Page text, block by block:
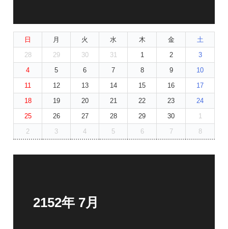
日 月 火 水 木 金
土
28
29 30 31 1 2
3
4
5 6 7 8 9
10
11
12 13 14 15 16
17
18
19 20 21 22 23
24
25
26 27 28 29 30
1
2
3 4 5 6 7 8
2152年 7月